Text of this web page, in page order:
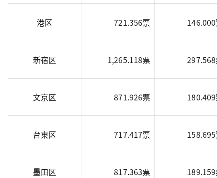
港区 721.356票
新宿区 1,265.118票
文京区 871.926票
台東区 717.417票
墨田区 817.363票